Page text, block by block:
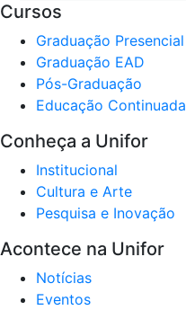
Cursos
Graduação Presencial
Graduação EAD
Pós-Graduação
Educação Continuada
Conheça a Unifor
Institucional
Cultura e Arte
Pesquisa e Inovação
Acontece na Unifor
Notícias
Eventos